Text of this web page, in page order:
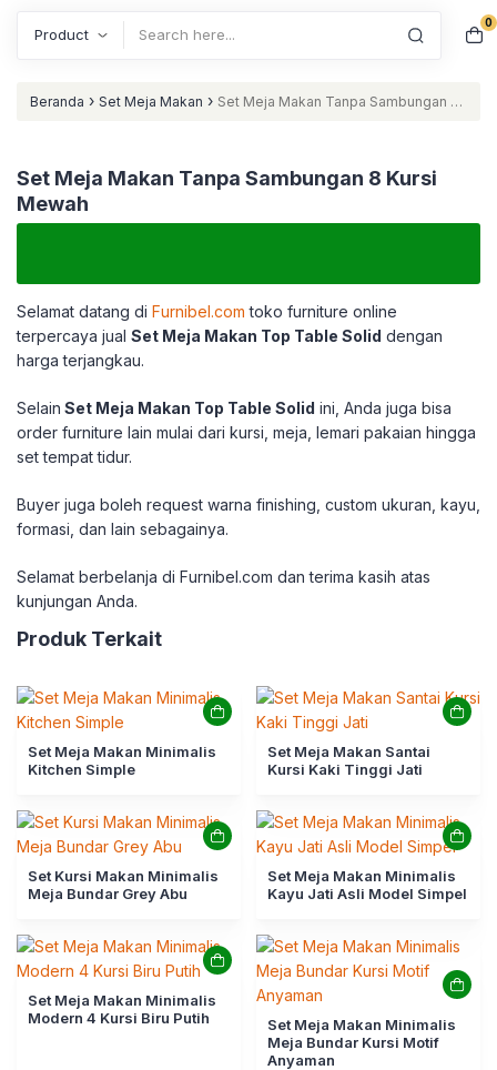
0
Beranda › Set Meja Makan › Set Meja Makan Tanpa Sambungan 8
Set Meja Makan Tanpa Sambungan 8 Kursi
Mewah
Selamat datang di Furnibel.com toko furniture online
terpercaya jual Set Meja Makan Top Table Solid dengan
harga terjangkau.
Selain Set Meja Makan Top Table Solid ini, Anda juga bisa
order furniture lain mulai dari kursi, meja, lemari pakaian hingga
set tempat tidur.
Buyer juga boleh request warna finishing, custom ukuran, kayu,
formasi, dan lain sebagainya.
Selamat berbelanja di Furnibel.com dan terima kasih atas
kunjungan Anda.
Produk Terkait
Set Meja Makan Minimalis
Kitchen Simple
Set Meja Makan Santai
Kursi Kaki Tinggi Jati
Set Kursi Makan Minimalis
Meja Bundar Grey Abu
Set Meja Makan Minimalis
Kayu Jati Asli Model Simpel
Set Meja Makan Minimalis
Modern 4 Kursi Biru Putih
Set Meja Makan Minimalis
Meja Bundar Kursi Motif
Anyaman